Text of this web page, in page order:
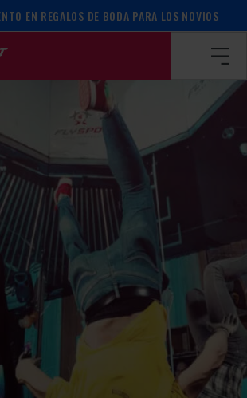
EN REGALOS DE BODA PARA LOS NOVIOS
Calendario de actos / TALLER DE